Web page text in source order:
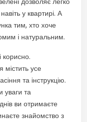
у квартирі. А
тим, хто хоче
і натуральним.
корисно.
усе
та інструкцію.
уваги та
ви отримаєте
знайомство з